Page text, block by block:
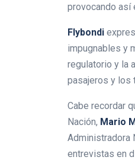
provocando así
Flybondi
impugnables y
regulatorio y la
pasajeros y los
Cabe recordar
Nación, Mario
Administradora
entrevistas en